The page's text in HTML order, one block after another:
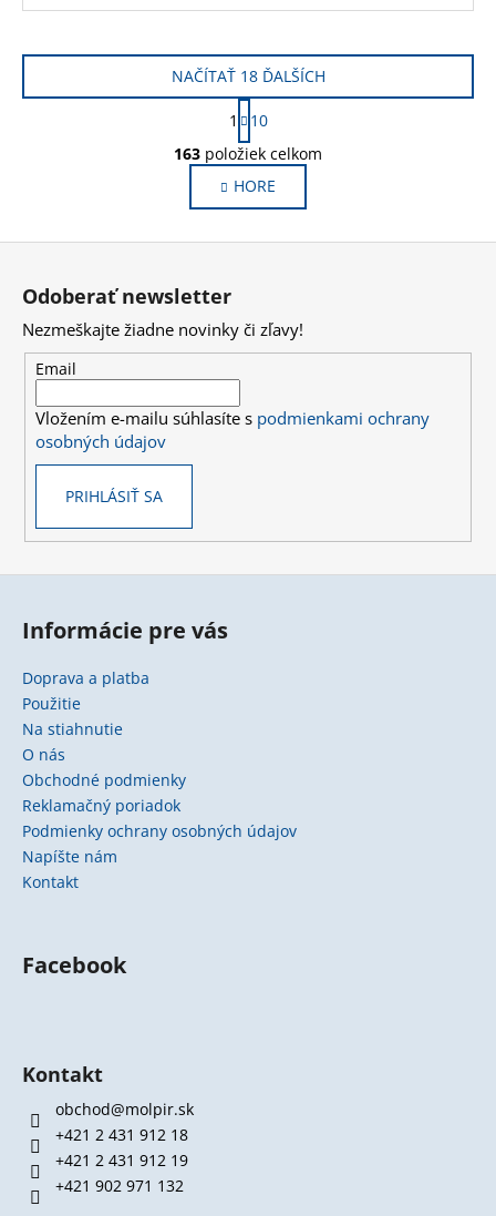
O
v
l
á
d
e
p
v
k
s
NAČÍTAŤ 18 ĎALŠÍCH
S
t
r
á
n
k
i
e
1
10
163 položiek celkom
HORE
Z
Odoberať newsletter
Nezmeškajte žiadne novinky či zľavy!
Email
Vložením e-mailu súhlasíte s podmienkami ochrany
osobných údajov
PRIHLÁSIŤ SA
Informácie pre vás
Doprava a platba
Použitie
Na stiahnutie
O nás
Obchodné podmienky
Reklamačný poriadok
Podmienky ochrany osobných údajov
Napíšte nám
Kontakt
Facebook
Kontakt
obchod@molpir.sk
+421 2 431 912 18
+421 2 431 912 19
+421 902 971 132